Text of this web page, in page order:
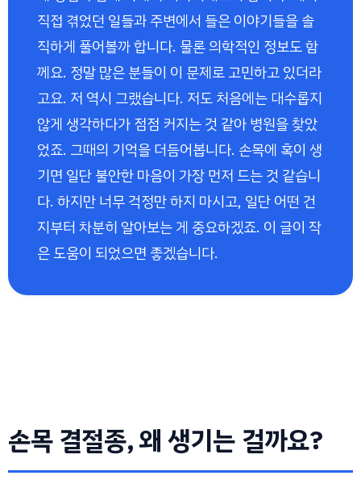
직접 겪었던 일들과 주변에서 들은 이야기들을 솔
직하게 풀어볼까 합니다. 물론 의학적인 정보도 함
께요. 정말 많은 분들이 이 문제로 고민하고 있더라
고요. 저 역시 그랬습니다. 저도 처음에는 대수롭지
않게 생각하다가 점점 커지는 것 같아 병원을 찾았
었죠. 그때의 기억을 더듬어봅니다. 손목에 혹이 생
기면 일단 불안한 마음이 가장 먼저 드는 것 같습니
다. 하지만 너무 걱정만 하지 마시고, 일단 어떤 건
지부터 차분히 알아보는 게 중요하겠죠. 이 글이 작
은 도움이 되었으면 좋겠습니다.
손목 결절종, 왜 생기는 걸까요?